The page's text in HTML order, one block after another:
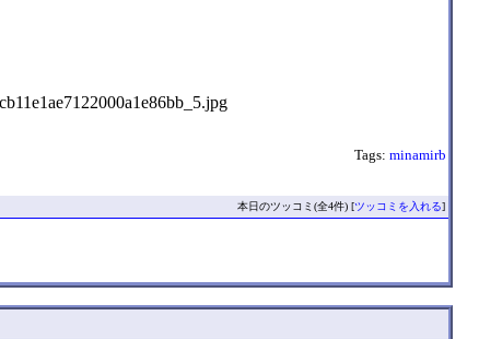
Tags: minamirb
本日のツッコミ(全4件) [ツッコミを入れる]